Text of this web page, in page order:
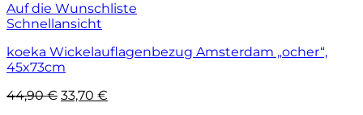
Auf die Wunschliste
Schnellansicht
koeka Wickelauflagenbezug Amsterdam „ocher“,
45x73cm
44,90€ Ursprünglicher
33,70 €